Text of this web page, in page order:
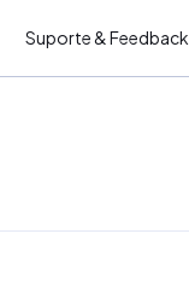
Suporte & Feedback